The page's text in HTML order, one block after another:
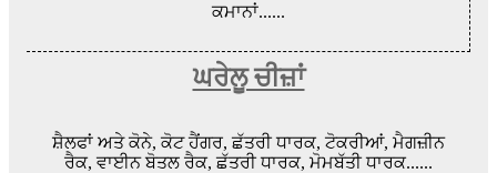
ਕਮਾਨਾਂ......
ਘਰੇਲੂ ਚੀਜ਼ਾਂ
ਸ਼ੈਲਫਾਂ ਅਤੇ ਕੋਨੇ, ਕੋਟ ਹੈਂਗਰ, ਛੱਤਰੀ ਧਾਰਕ, ਟੋਕਰੀਆਂ, ਮੈਗਜ਼ੀਨ
ਰੈਕ, ਵਾਈਨ ਬੋਤਲ ਰੈਕ, ਛੱਤਰੀ ਧਾਰਕ, ਮੋਮਬੱਤੀ ਧਾਰਕ......